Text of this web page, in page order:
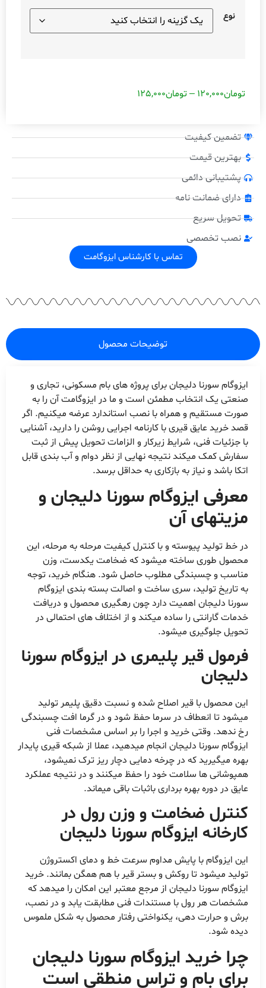
نوع
تومان120,000
–تومان125,000
تضمین کیفیت
بهترین قیمت
پشتیبانی دائمی
دارای ضمانت نامه
تحویل سریع
نصب تخصصی
تماس با کارشناس ایزوگامت
توضیحات محصول
ایزوگام سورنا دلیجان برای پروژه های بام مسکونی، تجاری و
صنعتی یک انتخاب مطمئن است و ما در ایزوگامت آن را به
صورت مستقیم و همراه با نصب استاندارد عرضه میکنیم. اگر
قصد خرید عایق قیری با کارنامه اجرایی روشن را دارید، آشنایی
با جزئیات فنی، شرایط زیرکار و الزامات تحویل پیش از ثبت
سفارش کمک میکند نتیجه نهایی از نظر دوام و آب بندی قابل
اتکا باشد و نیاز به بازکاری به حداقل برسد.
معرفی ایزوگام سورنا دلیجان و
مزیتهای آن
در خط تولید پیوسته و با کنترل کیفیت مرحله به مرحله، این
محصول طوری ساخته میشود که ضخامت یکدست، وزن
مناسب و چسبندگی مطلوب حاصل شود. هنگام خرید، توجه
به تاریخ تولید، سری ساخت و اصالت بسته بندی ایزوگام
سورنا دلیجان اهمیت دارد چون رهگیری محصول و دریافت
خدمات گارانتی را ساده میکند و از اختلاف های احتمالی در
تحویل جلوگیری میشود.
فرمول قیر پلیمری در ایزوگام سورنا
دلیجان
این محصول با قیر اصلاح شده و نسبت دقیق پلیمر تولید
میشود تا انعطاف در سرما حفظ شود و در گرما افت چسبندگی
رخ ندهد. وقتی خرید و اجرا را بر اساس مشخصات فنی
ایزوگام سورنا دلیجان انجام میدهید، عملا از شبکه قیری پایدار
بهره میگیرید که در چرخه دمایی دچار ریز ترک نمیشود،
همپوشانی ها سلامت خود را حفظ میکنند و در نتیجه عملکرد
عایق در دوره بهره برداری باثبات باقی میماند.
کنترل ضخامت و وزن رول در
کارخانه ایزوگام سورنا دلیجان
این ایزوگام با پایش مداوم سرعت خط و دمای اکستروژن
تولید میشود تا روکش و بستر قیر با هم همگن بمانند. خرید
ایزوگام سورنا دلیجان از مرجع معتبر این امکان را میدهد که
مشخصات هر رول با مستندات فنی مطابقت یابد و در نصب،
برش و حرارت دهی، یکنواختی رفتار محصول به شکل ملموس
دیده شود.
چرا خرید ایزوگام سورنا دلیجان
برای بام و تراس منطقی است